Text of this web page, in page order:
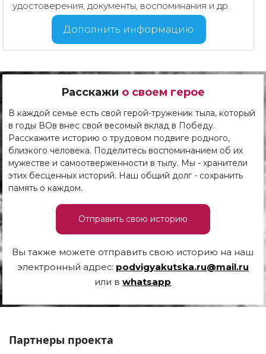
удостоверения, документы, воспоминания и др.
Дополнить информацию
Расскажи о своем герое
В каждой семье есть свой герой-труженик тыла, который
в годы ВОв внес свой весомый вклад в Победу.
Расскажите историю о трудовом подвиге родного,
близкого человека. Поделитесь воспоминанием об их
мужестве и самоотверженности в тылу. Мы - хранители
этих бесценных историй. Наш общий долг - сохранить
память о каждом.
Отправить свою историю
Вы также можете отправить свою историю на наш
электронный адрес: podvigyakutska.ru@mail.ru
или вwhatsapp
Партнеры проекта